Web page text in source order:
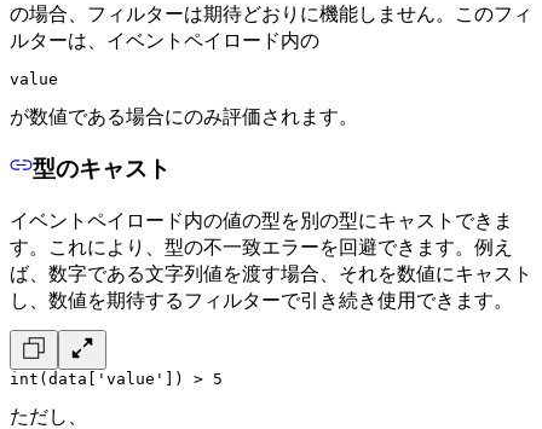
の場合、フィルターは期待どおりに機能しません。このフィ
ルターは、イベントペイロード内の
value
が数値である場合にのみ評価されます。
型のキャスト
イベントペイロード内の値の型を別の型にキャストできま
す。これにより、型の不一致エラーを回避できます。例え
ば、数字である文字列値を渡す場合、それを数値にキャスト
し、数値を期待するフィルターで引き続き使用できます。
int(data['value']) > 5
ただし、